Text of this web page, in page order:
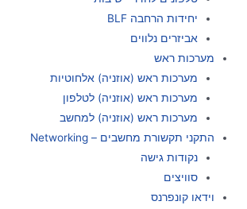
יחידות הרחבה BLF
אביזרים נלווים
מערכות ראש
מערכות ראש (אוזניה) אלחוטיות
מערכות ראש (אוזניה) לטלפון
מערכות ראש (אוזניה) למחשב
התקני תקשורת מחשבים – Networking
נקודות גישה
סוויצים
וידאו קונפרנס